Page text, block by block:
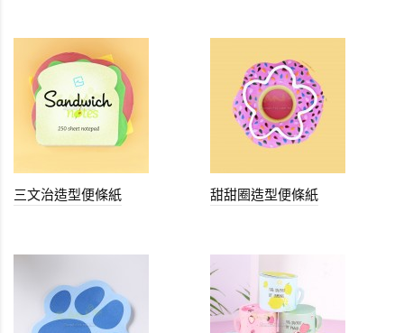
三文治造型便條紙 甜甜圈造型便條紙